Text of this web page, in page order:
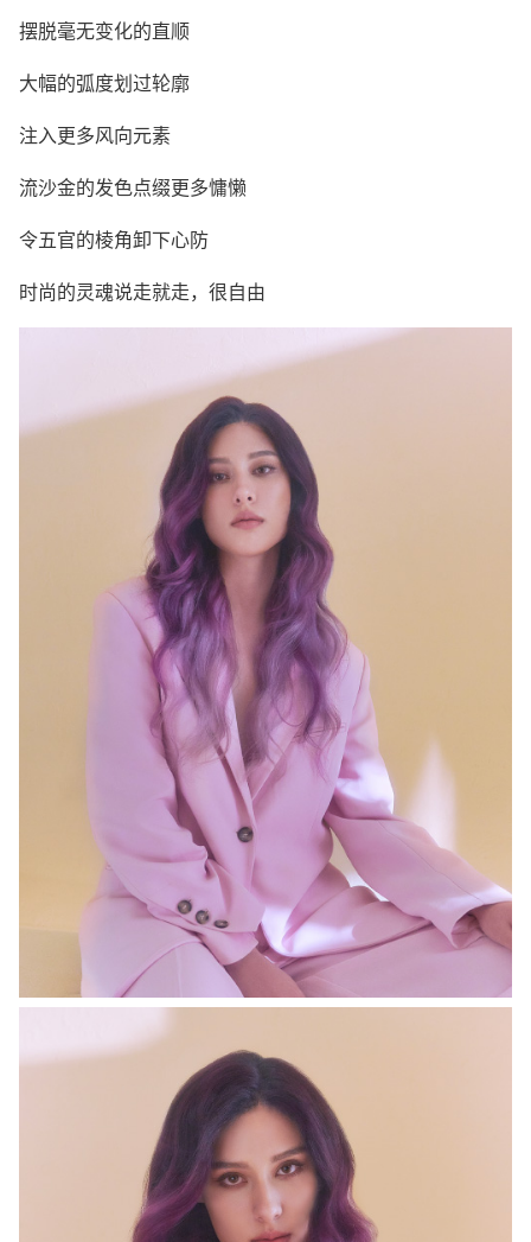
摆脱毫无变化的直顺
大幅的弧度划过轮廓
注入更多风向元素
流沙金的发色点缀更多慵懒
令五官的棱角卸下心防
时尚的灵魂说走就走，很自由